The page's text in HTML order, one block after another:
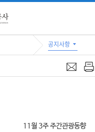
공지사항
11월 3주 주간관광동향